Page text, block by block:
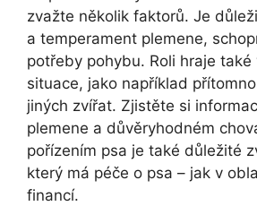
zvažte několik faktorů. Je
a temperament plemene,
potřeby pohybu. Roli hraje také
situace, jako například
jiných zvířat. Zjistěte si
plemene a důvěryhodném
pořízením psa je také důležité
který má péče o psa – jak v
financí.